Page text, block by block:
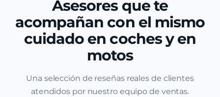
Asesores que te
acompañan con el mismo
cuidado en coches y en
motos
Una selección de reseñas reales de clientes
atendidos por nuestro equipo de ventas.